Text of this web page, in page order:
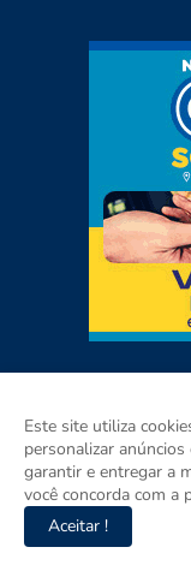
Este site utiliza
personalizar
garantir e entregar a
você concorda com a
Aceitar !